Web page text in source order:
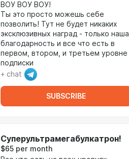
ВОУ ВОУ ВОУ!
Ты это просто можешь себе
позволить! Тут не будет никаких
эксклюзивных наград - только наша
благодарность и все что есть в
первом, втором, и третьем уровне
подписки
+ chat
SUBSCRIBE
Суперультрамегабулкатрон!
$65 per month